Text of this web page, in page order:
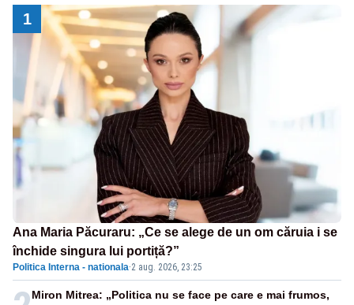
1
Ana Maria Păcuraru: „Ce se alege de un om căruia i se
închide singura lui portiță?”
Politica Interna - nationala·2 aug. 2026, 23:25
Miron Mitrea: „Politica nu se face pe care e mai frumos,